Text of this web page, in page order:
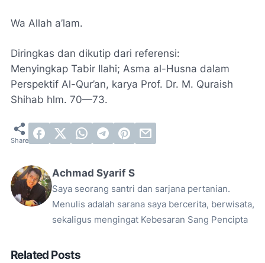
Wa Allah a’lam.
Diringkas dan dikutip dari referensi:
Menyingkap Tabir Ilahi; Asma al-Husna dalam
Perspektif Al-Qur’an, karya Prof. Dr. M. Quraish
Shihab hlm. 70—73.
Achmad Syarif S
Saya seorang santri dan sarjana pertanian.
Menulis adalah sarana saya bercerita, berwisata,
sekaligus mengingat Kebesaran Sang Pencipta
Related Posts